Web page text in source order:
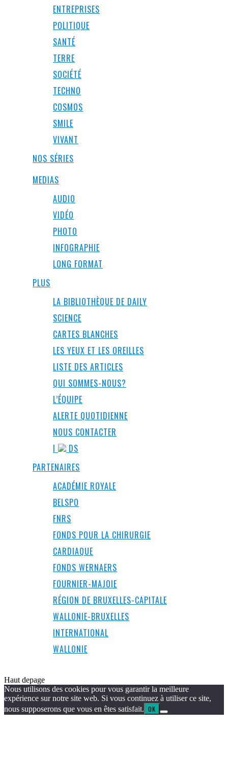
ENTREPRISES
POLITIQUE
SANTÉ
TERRE
SOCIÉTÉ
TECHNO
COSMOS
SMILE
VIVANT
NOS SÉRIES
MEDIAS
AUDIO
VIDÉO
PHOTO
INFOGRAPHIE
LONG FORMAT
PLUS
LA BIBLIOTHÈQUE DE DAILY
SCIENCE
CARTES BLANCHES
LES YEUX ET LES OREILLES
LISTE DES ARTICLES
QUI SOMMES-NOUS?
L’ÉQUIPE
ALERTE QUOTIDIENNE
NOUS CONTACTER
I
DS
PARTENAIRES
ACADÉMIE ROYALE
BELSPO
FNRS
FONDS POUR LA CHIRURGIE
CARDIAQUE
FONDS WERNAERS
FOURNIER-MAJOIE
RÉGION DE BRUXELLES-CAPITALE
WALLONIE-BRUXELLES
INTERNATIONAL
WALLONIE
Haut depage
Nous utilisons des cookies pour vous garantir la meilleure
expérience sur notre site web. Si vous continuez à utiliser ce site,
nous supposerons que vous en êtes satisfait. OK